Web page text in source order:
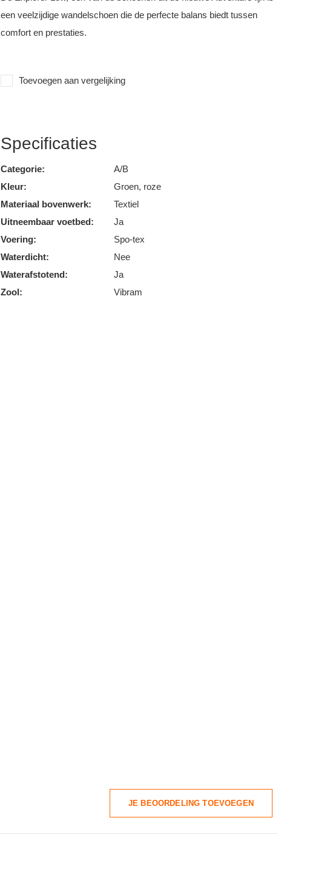
een veelzijdige wandelschoen die de perfecte balans biedt tussen
comfort en prestaties.
Toevoegen aan vergelijking
Specificaties
Categorie:
A/B
Kleur:
Groen, roze
Materiaal bovenwerk:
Textiel
Uitneembaar voetbed:
Ja
Voering:
Spo-tex
Waterdicht:
Nee
Waterafstotend:
Ja
Zool:
Vibram
JE BEOORDELING TOEVOEGEN